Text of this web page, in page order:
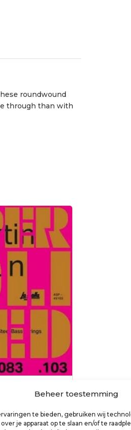
Beheer toestemming
te bieden, gebruiken wij
je apparaat op te slaan en/of te
roundwound
through than with
string set
103